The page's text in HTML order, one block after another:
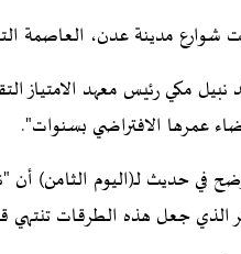
شوارع مدينة عدن، العاصمة
نبيل مكي رئيس معهد الامتياز
عمرها الافتراضي بسنوات".
في حديث لـ(اليوم الثامن) أن
الذي جعل هذه الطرقات تنتهي